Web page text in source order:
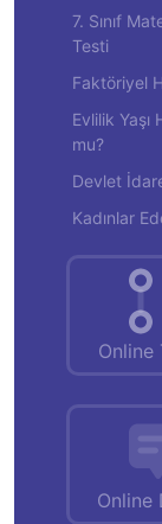
7. Sınıf
Testi
Faktöriyel
Evlilik
mu?
Devlet
Kadınlar
Online
Online